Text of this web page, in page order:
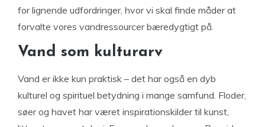
for lignende udfordringer, hvor vi skal finde måder at
forvalte vores vandressourcer bæredygtigt på.
Vand som kulturarv
Vand er ikke kun praktisk – det har også en dyb
kulturel og spirituel betydning i mange samfund. Floder,
søer og havet har været inspirationskilder til kunst,